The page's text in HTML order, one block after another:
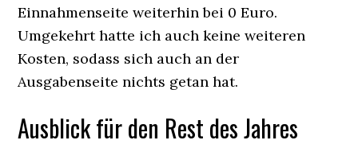
Einnahmenseite weiterhin bei 0 Euro.
Umgekehrt hatte ich auch keine weiteren
Kosten, sodass sich auch an der
Ausgabenseite nichts getan hat.
Ausblick für den Rest des Jahres